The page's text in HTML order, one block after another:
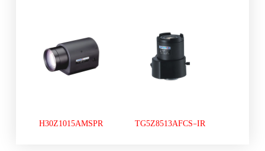
TG5Z8513AFCS-IR
H30Z1015AMSPR